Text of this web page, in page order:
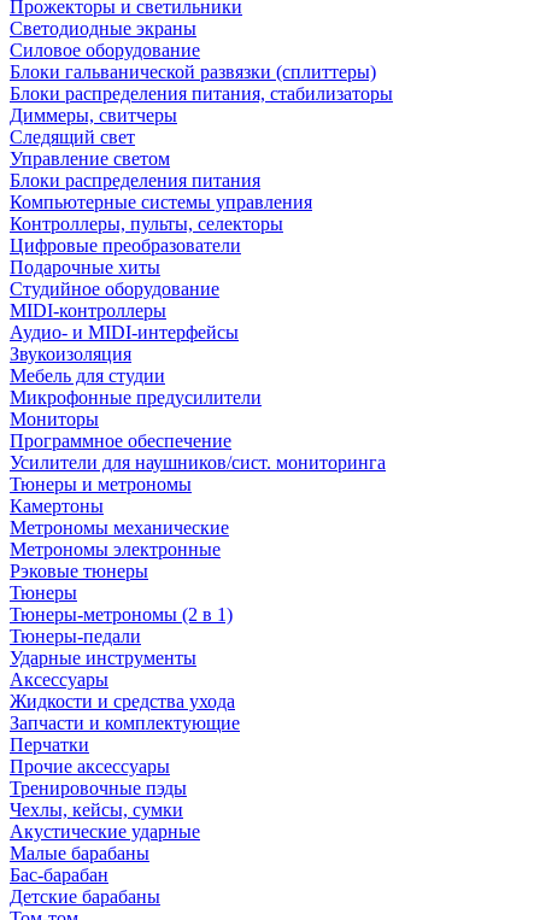
Прожекторы и светильники
Светодиодные экраны
Силовое оборудование
Блоки гальванической развязки (сплиттеры)
Блоки распределения питания, стабилизаторы
Диммеры, свитчеры
Следящий свет
Управление светом
Блоки распределения питания
Компьютерные системы управления
Контроллеры, пульты, селекторы
Цифровые преобразователи
Подарочные хиты
Студийное оборудование
MIDI-контроллеры
Аудио- и MIDI-интерфейсы
Звукоизоляция
Мебель для студии
Микрофонные предусилители
Мониторы
Программное обеспечение
Усилители для наушников/сист. мониторинга
Тюнеры и метрономы
Камертоны
Метрономы механические
Метрономы электронные
Рэковые тюнеры
Тюнеры
Тюнеры-метрономы (2 в 1)
Тюнеры-педали
Ударные инструменты
Аксессуары
Жидкости и средства ухода
Запчасти и комплектующие
Перчатки
Прочие аксессуары
Тренировочные пэды
Чехлы, кейсы, сумки
Акустические ударные
Mалые барабаны
Бас-барабан
Детские барабаны